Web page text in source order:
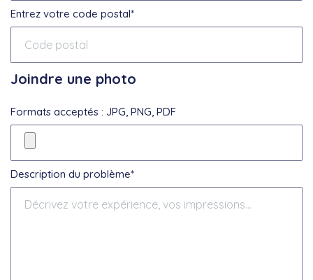
Entrez votre code postal*
Joindre une photo
Formats acceptés : JPG, PNG, PDF
Description du problème*